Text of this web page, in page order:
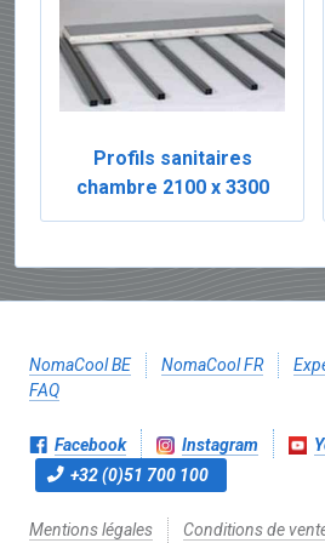
Profils sanitaires
chambre 2100 x 3300
NomaCool BE NomaCool FR
FAQ
Facebook Instagram
+32 (0)51 700 100
Mentions légales Conditions de